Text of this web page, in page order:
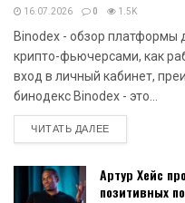
16.07.2026 0 1.5K
Binodex - обзор платформы
крипто-фьючерсами, как
вход в личный кабинет,
бинодекс Binodex - это...
ЧИТАТЬ ДАЛЕЕDETAILS
Артур Хейс
позитивных